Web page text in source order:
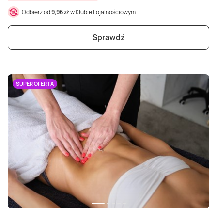
Odbierz od9,96 złw Klubie Lojalnościowym
Sprawdź
SUPER OFERTA